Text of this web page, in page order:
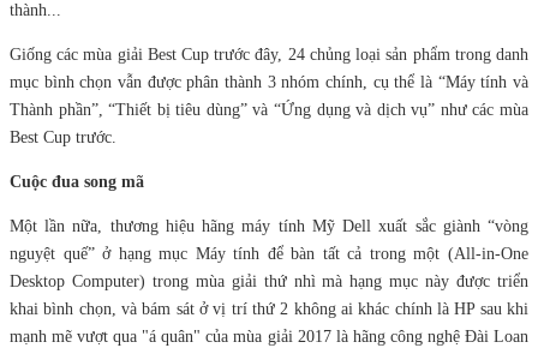
thành...
Giống các mùa giải Best Cup trước đây, 24 chủng loại sản phẩm trong danh
mục bình chọn vẫn được phân thành 3 nhóm chính, cụ thể là “Máy tính và
Thành phần”, “Thiết bị tiêu dùng” và “Ứng dụng và dịch vụ” như các mùa
Best Cup trước.
Cuộc đua song mã
Một lần nữa, thương hiệu hãng máy tính Mỹ Dell xuất sắc giành “vòng
nguyệt quế” ở hạng mục Máy tính để bàn tất cả trong một (All-in-One
Desktop Computer) trong mùa giải thứ nhì mà hạng mục này được triển
khai bình chọn, và bám sát ở vị trí thứ 2 không ai khác chính là HP sau khi
mạnh mẽ vượt qua "á quân" của mùa giải 2017 là hãng công nghệ Đài Loan